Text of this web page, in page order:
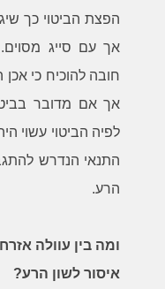
הפצת הביטוי כך
אך עם סייג
חובה להוכיח כי
אך אם מדובר
לפיה הביטוי עשוי
התנאי הנדרש
הרע.
ומה בין עוולה
איסור לשון הרע?